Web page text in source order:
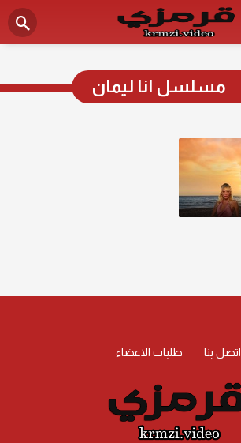
مسلسل انا ليمان
اتصل بنا طلبات الاعضاء